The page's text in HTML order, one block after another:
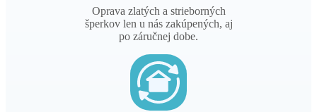
Oprava zlatých a strieborných
šperkov len u nás zakúpených, aj
po záručnej dobe.